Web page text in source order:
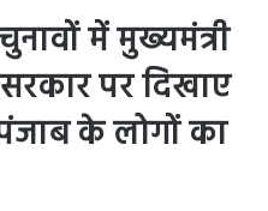
में मुख्यमंत्री
पर दिखाए
के लोगों का